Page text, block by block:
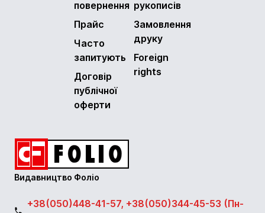
повернення
Прайс
Часто
запитують
Договір
публічної
оферти
рукописів
Замовлення
друку
Foreign
rights
Видавництво Фоліо
+38(050)448-41-57, +38(050)344-45-53 (Пн-